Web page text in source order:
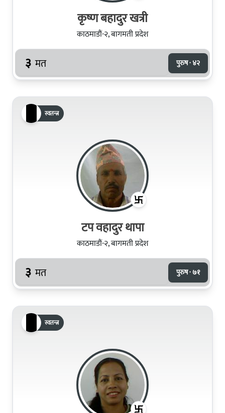
कृष्ण बहादुर खत्री
काठमाडौं-२, बागमती प्रदेश
३ मत पुरुष · ४२
स्वतन्त्र
टप वहादुर थापा
काठमाडौं-२, बागमती प्रदेश
३ मत पुरुष · ७१
स्वतन्त्र